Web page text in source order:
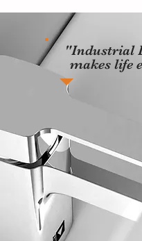
"Industrial
makes life